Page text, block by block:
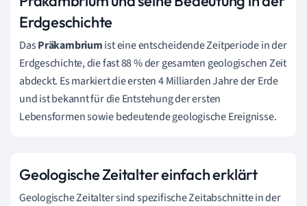
Erdgeschichte
DasPräkambriumist eine entscheidende Zeitperiode in der
Erdgeschichte, die fast 88 % der gesamten geologischen Zeit
abdeckt. Es markiert die ersten 4 Milliarden Jahre der Erde
und ist bekannt für die Entstehung der ersten
Lebensformen sowie bedeutende geologische Ereignisse.
Geologische Zeitalter einfach erklärt
Geologische Zeitalter sind spezifische Zeitabschnitte in der